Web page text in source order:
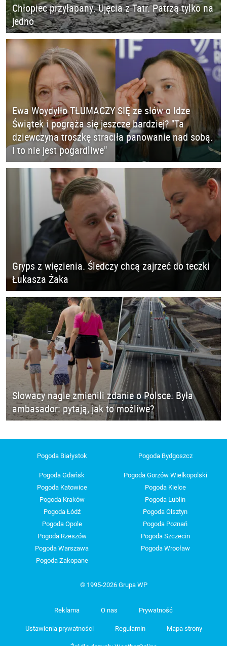
Chłopiec przyłapany. Ujęcia z Tatr. Patrzą tylko na
jedno
Ewa Woydyłło TŁUMACZY SIĘ ze słów o Idze
Świątek i pogrąża się jeszcze bardziej? "Ta
dziewczyna troszkę straciła panowanie nad sobą.
I to nie jest pogardliwe"
Gryps z więzienia. Śledczy chcą zajrzeć do teczki
Łukasza Żaka
Słowacy nagle zmienili zdanie o Polsce. Była
ambasador: pytają, jak to możliwe?
Pogoda Białystok Pogoda Bydgoszcz
Pogoda Gdańsk
Pogoda Gorzów Wielkopolski
Pogoda Katowice
Pogoda Kielce
Pogoda Kraków
Pogoda Lublin
Pogoda Łódź
Pogoda Olsztyn
Pogoda Opole
Pogoda Poznań
Pogoda Rzeszów
Pogoda Szczecin
Pogoda Warszawa
Pogoda Wrocław
Pogoda Zakopane
© 1995-2026 Grupa WP
Reklama O nas Prywatność
Ustawienia prywatności Regulamin Mapa strony